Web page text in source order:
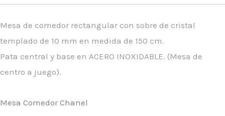
Mesa de comedor rectangular con sobre de cristal
templado de 10 mm en medida de 150 cm.
Pata central y base en ACERO INOXIDABLE. (Mesa de
centro a juego).
Mesa Comedor Chanel